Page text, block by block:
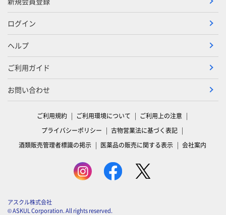
ログイン
ヘルプ
ご利用ガイド
お問い合わせ
ご利用規約 ご利用環境について
ご利用上の注意
プライバシーポリシー
古物営業法に基づく表記
酒類販売管理者標識の掲示
医薬品の販売に関する表示 会社案内
アスクル株式会社
© ASKUL Corporation. All rights reserved.